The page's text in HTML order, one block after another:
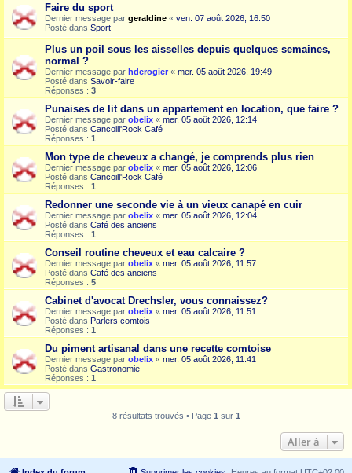
Faire du sport
Dernier message par geraldine « ven. 07 août 2026, 16:50
Posté dans Sport
Plus un poil sous les aisselles depuis quelques semaines,
normal ?
Dernier message par hderogier « mer. 05 août 2026, 19:49
Posté dans Savoir-faire
Réponses : 3
Punaises de lit dans un appartement en location, que faire ?
Dernier message par obelix « mer. 05 août 2026, 12:14
Posté dans Cancoill'Rock Café
Réponses : 1
Mon type de cheveux a changé, je comprends plus rien
Dernier message par obelix « mer. 05 août 2026, 12:06
Posté dans Cancoill'Rock Café
Réponses : 1
Redonner une seconde vie à un vieux canapé en cuir
Dernier message par obelix « mer. 05 août 2026, 12:04
Posté dans Café des anciens
Réponses : 1
Conseil routine cheveux et eau calcaire ?
Dernier message par obelix « mer. 05 août 2026, 11:57
Posté dans Café des anciens
Réponses : 5
Cabinet d'avocat Drechsler, vous connaissez?
Dernier message par obelix « mer. 05 août 2026, 11:51
Posté dans Parlers comtois
Réponses : 1
Du piment artisanal dans une recette comtoise
Dernier message par obelix « mer. 05 août 2026, 11:41
Posté dans Gastronomie
Réponses : 1
8 résultats trouvés • Page 1 sur 1
Aller à